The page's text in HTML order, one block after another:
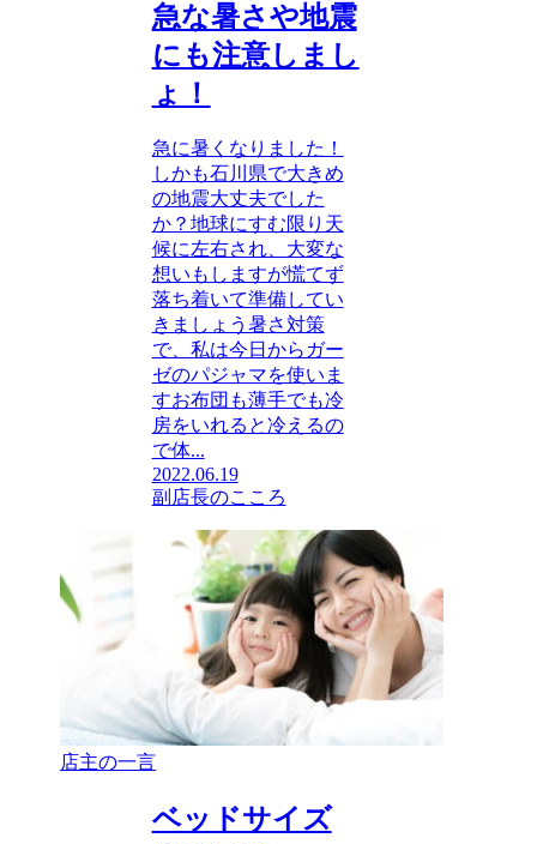
急な暑さや地震
にも注意しまし
ょ！
急に暑くなりました！
しかも石川県で大きめ
の地震大丈夫でした
か？地球にすむ限り天
候に左右され、大変な
想いもしますが慌てず
落ち着いて準備してい
きましょう暑さ対策
で、私は今日からガー
ゼのパジャマを使いま
すお布団も薄手でも冷
房をいれると冷えるの
で体...
2022.06.19
副店長のこころ
店主の一言
ベッドサイズ